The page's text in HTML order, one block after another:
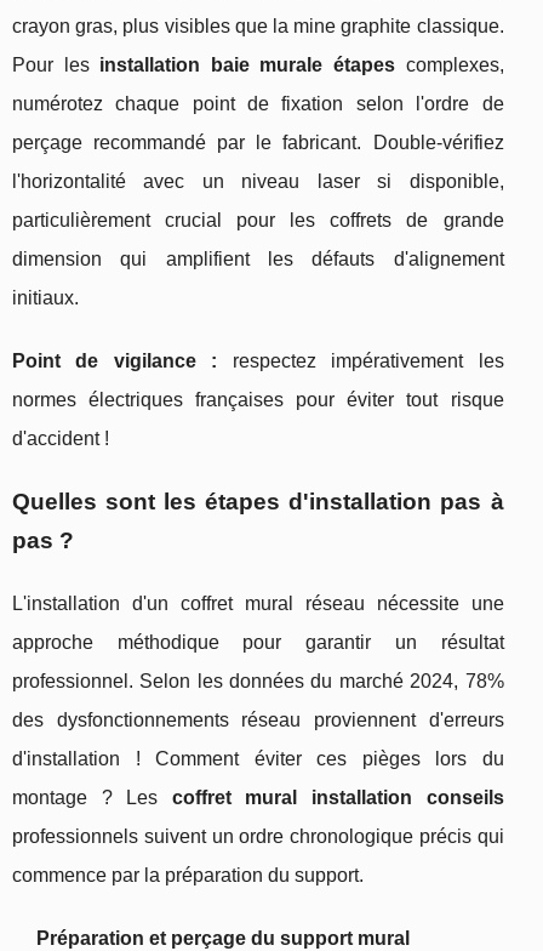
crayon gras, plus visibles que la mine graphite classique.
Pour les installation baie murale étapes complexes,
numérotez chaque point de fixation selon l'ordre de
perçage recommandé par le fabricant. Double-vérifiez
l'horizontalité avec un niveau laser si disponible,
particulièrement crucial pour les coffrets de grande
dimension qui amplifient les défauts d'alignement
initiaux.
Point de vigilance : respectez impérativement les
normes électriques françaises pour éviter tout risque
d'accident !
Quelles sont les étapes d'installation pas à
pas ?
L'installation d'un coffret mural réseau nécessite une
approche méthodique pour garantir un résultat
professionnel. Selon les données du marché 2024, 78%
des dysfonctionnements réseau proviennent d'erreurs
d'installation ! Comment éviter ces pièges lors du
montage ? Les coffret mural installation conseils
professionnels suivent un ordre chronologique précis qui
commence par la préparation du support.
Préparation et perçage du support mural